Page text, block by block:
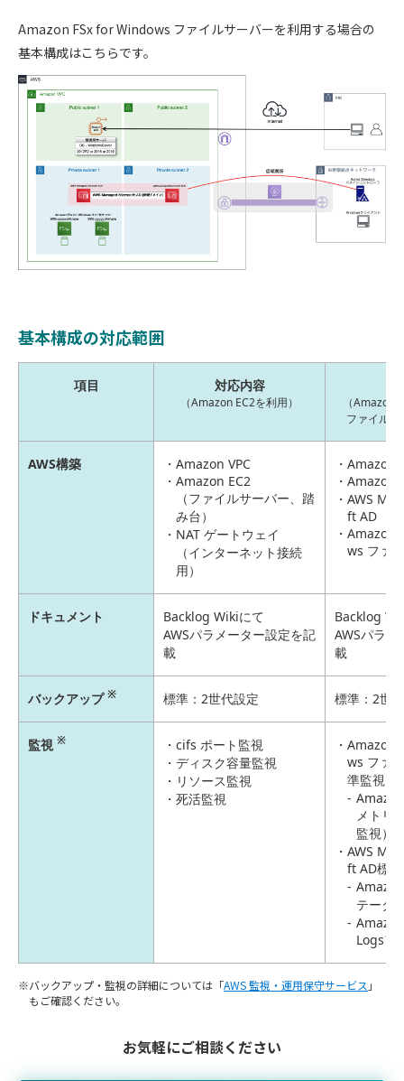
Amazon FSx for Windows ファイルサーバーを利用する場合の
基本構成はこちらです。
基本構成の対応範囲
項目 対応内容
（Amazon EC2を利用）
（Amazon
ファイル
AWS構築
Amazon VPC
Amazon EC2
（ファイルサーバー、踏
み台）
NAT ゲートウェイ
（インターネット接続
用）
Amazon
Amazon
AWS
ft AD
Amazon
ws ファ
ドキュメント
Backlog Wikiにて
AWSパラメーター設定を記
載
Backlog
AWSパラ
載
バックアップ ※ 標準：2世代設定 標準：2世
監視 ※
cifs ポート監視
ディスク容量監視
リソース監視
死活監視
Amazon
ws ファ
準監視内
メトリ
監視）
AWS
ft AD標
テータ
Logsア
バックアップ・監視の詳細については「AWS 監視・運用保守サービス 」
もご確認ください。
お気軽にご相談ください